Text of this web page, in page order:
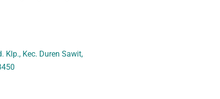
Klp., Kec. Duren Sawit,